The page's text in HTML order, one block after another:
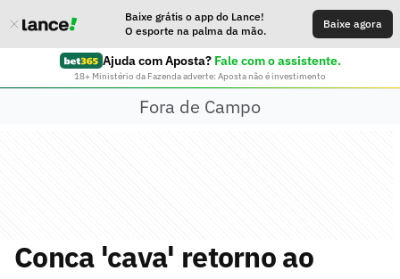
Baixe grátis o app do Lance!
O esporte na palma da mão.
Baixe agora
Ajuda com Aposta? Fale com o assistente.
18+ Ministério da Fazenda adverte: Aposta não é investimento
Fora de Campo
Conca 'cava' retorno ao